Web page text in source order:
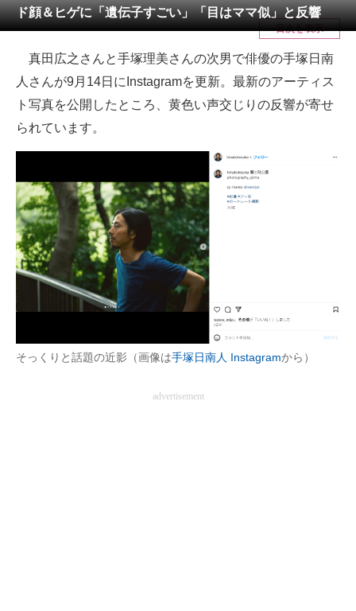
メディア
注目記事を集めた総合ページ
ITの今と未来を見通す
スマホと通信の最新トレンド
進化するPCとデバイスの未来
ビジネスと働き方のヒント
AI活用のいまが分かる
企業ITのトレンドを詳説
経営リーダーのコミュニティ
マーケ×ITの今がよく分かる
ド顔＆ヒゲに「遺伝子すごい」「目はママ似」と反響
目次を表示
真田広之さんと手塚理美さんの次男で俳優の手塚日南
人さんが9月14日にInstagramを更新。最新のアーティス
ト写真を公開したところ、黄色い声交じりの反響が寄せ
られています。
そっくりと話題の近影（画像は手塚日南人 Instagramから）
advertisement